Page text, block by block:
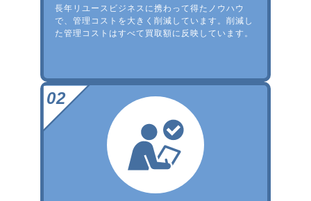
長年リユースビジネスに携わって得たノウハウ
で、管理コストを大きく削減しています。削減し
た管理コストはすべて買取額に反映しています。